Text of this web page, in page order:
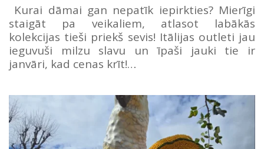
Kurai dāmai gan nepatīk iepirkties? Mierīgi
staigāt pa veikaliem, atlasot labākās
kolekcijas tieši priekš sevis! Itālijas outleti jau
ieguvuši milzu slavu un īpaši jauki tie ir
janvāri, kad cenas krīt!…